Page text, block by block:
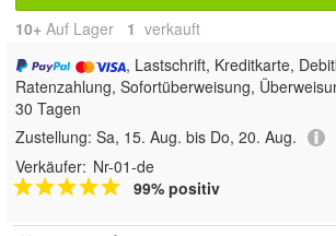
10+ Auf Lager 1 verkauft
, Lastschrift, Kreditkarte,
Ratenzahlung, Sofortüberweisung,
30 Tagen
Zustellung: Sa, 15. Aug. bis Do, 20. Aug.
Verkäufer: Nr-01-de
99% positiv